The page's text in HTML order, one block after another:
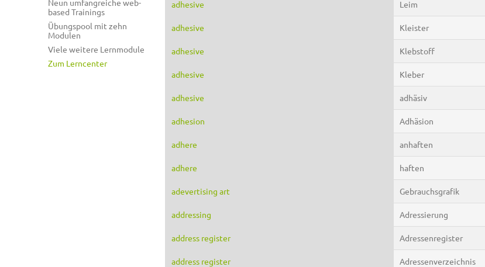
Neun umfangreiche web-
based Trainings
Übungspool mit zehn
Modulen
Viele weitere Lernmodule
Zum Lerncenter
adhesive Leim
adhesive Kleister
adhesive Klebstoff
adhesive Kleber
adhesive adhäsiv
adhesion Adhäsion
adhere anhaften
adhere haften
adevertising art Gebrauchsgrafik
addressing Adressierung
address register Adressenregister
address register Adressenverzeichnis